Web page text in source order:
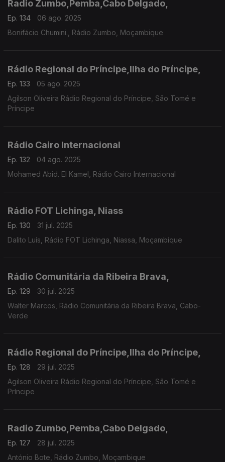
Radio Zumbo,Pemba,Cabo Delgado,
Ep. 134
06 ago. 2025
Bonifácio Chumini., Rádio Zumbo, Moçambique
Rádio Regional do Príncipe,Ilha do Príncipe,
Ep. 133
05 ago. 2025
Agilson Oliveira Rádio Regional do Príncipe, São Tomé e
Príncipe
Rádio Cairo Internacional
Ep. 132
04 ago. 2025
Mohamed Abid. El Kamel, Rádio Cairo Internacional
Rádio FOT Lichinga, Niass
Ep. 130
31 jul. 2025
Dalito Luís, Rádio FOT Lichinga, Niassa, Moçambique
Rádio Comunitária da Ribeira Brava,
Ep. 129
30 jul. 2025
Walter Marcos, Rádio Comunitária da Ribeira Brava, Cabo-
Verde
Rádio Regional do Príncipe,Ilha do Príncipe,
Ep. 128
29 jul. 2025
Agilson Oliveira Rádio Regional do Príncipe, São Tomé e
Príncipe
Radio Zumbo,Pemba,Cabo Delgado,
Ep. 127
28 jul. 2025
António Bote, Rádio Zumbo, Moçambique